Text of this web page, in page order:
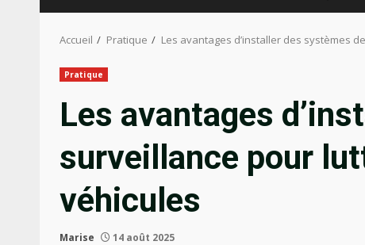
Accueil Pratique Les avantages d’installer des systèmes
Pratique
Les avantages
surveillance pour
véhicules
Marise 14 août 2025